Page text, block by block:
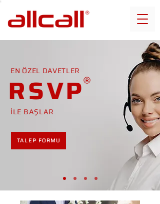
EN ÖZEL DAVETLER
RSVP
İLE BAŞLAR
TALEP FORMU